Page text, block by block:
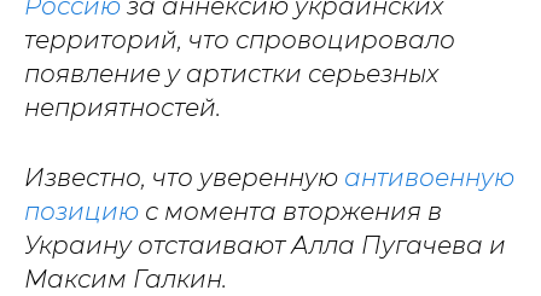
Россию за аннексию украинских
территорий, что спровоцировало
появление у артистки серьезных
неприятностей.
Известно, что уверенную антивоенную
позицию с момента вторжения в
Украину отстаивают Алла Пугачева и
Максим Галкин.